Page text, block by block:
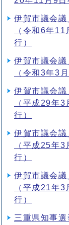
伊賀市議会
（令和6年
行）
伊賀市議会
（令和3年3
伊賀市議会
（平成29年
行）
伊賀市議会
（平成25年
行）
伊賀市議会
（平成21年
行）
三重県知事